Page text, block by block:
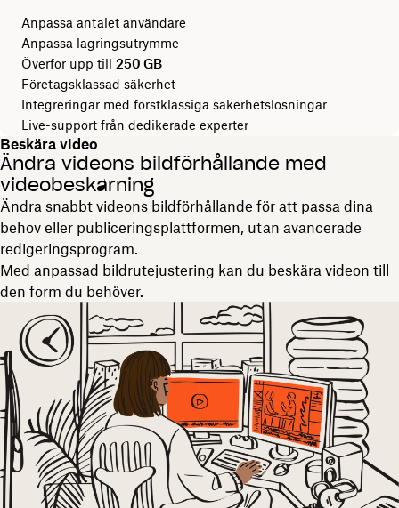
Anpassa antalet användare
Anpassa lagringsutrymme
Överför upp till 250 GB
Företagsklassad säkerhet
Integreringar med förstklassiga säkerhetslösningar
Live-support från dedikerade experter
Beskära video
Ändra videons bildförhållande med
videobeskärning
Ändra snabbt videons bildförhållande för att passa dina
behov eller publiceringsplattformen, utan avancerade
redigeringsprogram.
Med anpassad bildrutejustering kan du beskära videon till
den form du behöver.